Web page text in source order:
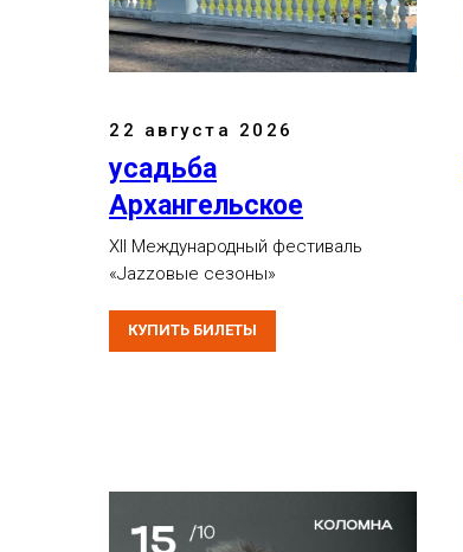
22 августа 2026
усадьба
Архангельское
XII Международный фестиваль
«Jazzовые сезоны»
КУПИТЬ БИЛЕТЫ